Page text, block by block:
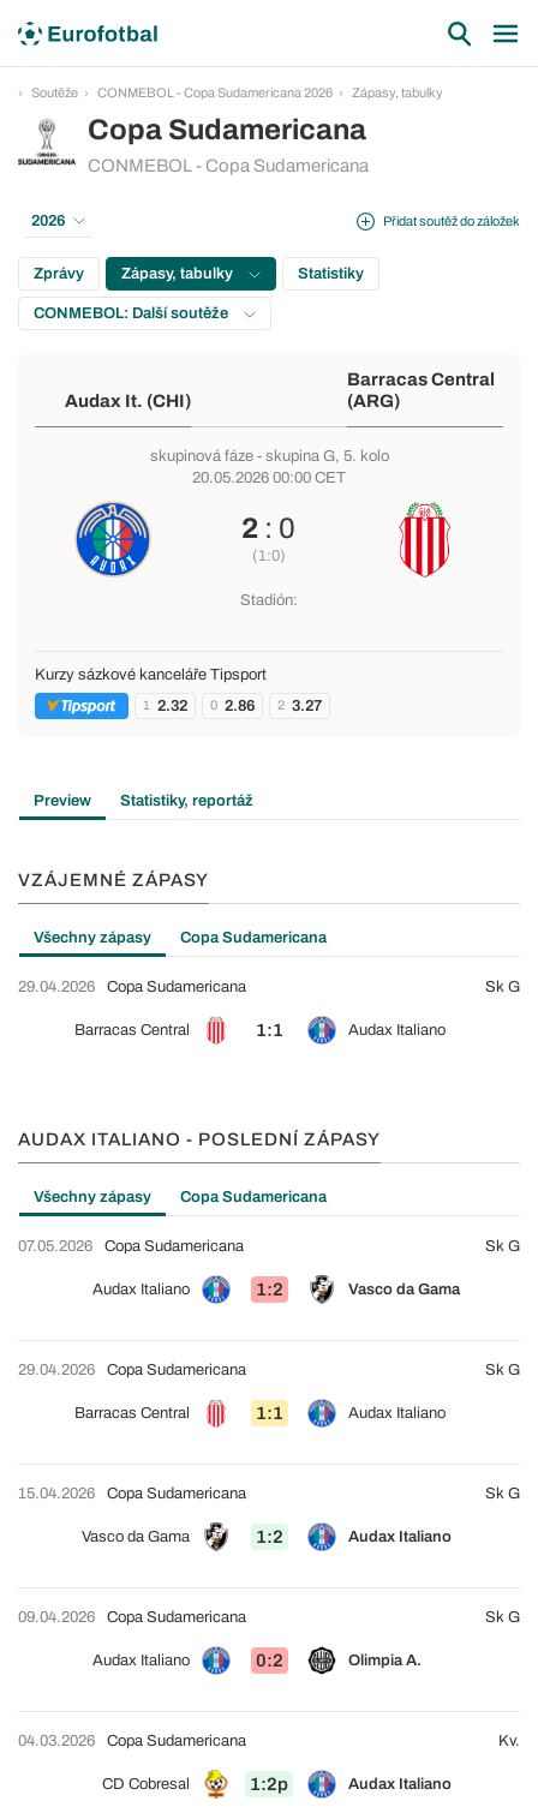
Soutěže CONMEBOL - Copa Sudamericana 2026 Zápasy, tabulky
Copa Sudamericana
CONMEBOL - Copa Sudamericana
Přidat soutěž do záložek
2026
Zprávy Zápasy, tabulky Statistiky
CONMEBOL: Další soutěže
Audax It. (CHI)
Barracas Central
(ARG)
skupinová fáze- skupina G, 5. kolo
20.05.2026 00:00 CET
2 : 0
(1:0)
Stadión:
Kurzy sázkové kanceláře Tipsport
1 2.32 0 2.86 2 3.27
Preview Statistiky, reportáž
VZÁJEMNÉ ZÁPASY
Všechny zápasy Copa Sudamericana
29.04.2026
Barracas Central 1:1 Audax Italiano
Copa Sudamericana Sk G
AUDAX ITALIANO - POSLEDNÍ ZÁPASY
Všechny zápasy Copa Sudamericana
07.05.2026
Audax Italiano 1:2 Vasco da Gama
Copa Sudamericana Sk G
29.04.2026
Barracas Central 1:1 Audax Italiano
Copa Sudamericana Sk G
15.04.2026
Vasco da Gama 1:2 Audax Italiano
Copa Sudamericana Sk G
09.04.2026
Audax Italiano 0:2 Olimpia A.
Copa Sudamericana Sk G
04.03.2026
CD Cobresal 1:2p Audax Italiano
Copa Sudamericana Kv.